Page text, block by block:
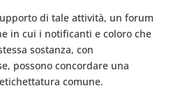
di tale attività, un forum
in cui i notificanti e coloro che
sostanza, con
possono concordare una
comune.